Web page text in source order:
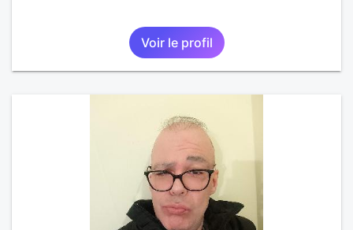
Voir le profil